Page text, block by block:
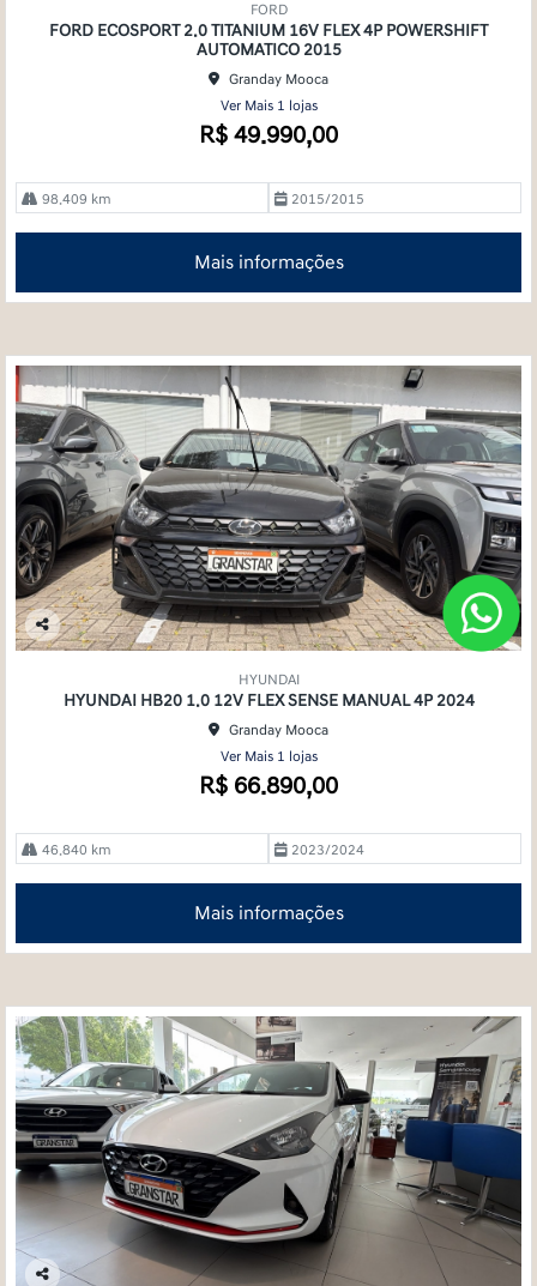
arti
lhe
FORD
FORD ECOSPORT 2.0 TITANIUM 16V FLEX 4P POWERSHIFT
AUTOMATICO 2015
Granday Mooca
Ver Mais 1 lojas
R$ 49.990,00
98.409 km 2015/2015
Mais informações
Co
HYUNDAI
HYUNDAI HB20 1.0 12V FLEX SENSE MANUAL 4P 2024
Granday Mooca
Ver Mais 1 lojas
R$ 66.890,00
46.840 km 2023/2024
Mais informações